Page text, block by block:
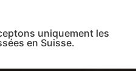
uniquement les
en Suisse.